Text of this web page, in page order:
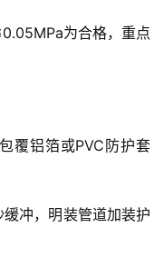
为合格，重点
覆铝箔或PVC防护套
冲，明装管道加装护